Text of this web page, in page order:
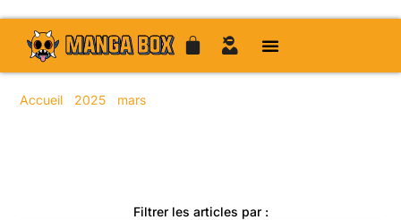
Accueil 2025 mars
Filtrer les articles par :